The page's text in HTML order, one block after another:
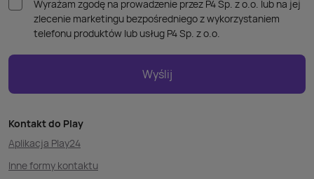
Wyrażam zgodę na prowadzenie przez P4 Sp. z o.o. lub na jej
zlecenie marketingu bezpośredniego z wykorzystaniem
telefonu produktów lub usług P4 Sp. z o.o.
Wyślij
Kontakt do Play
Aplikacja Play24
Inne formy kontaktu